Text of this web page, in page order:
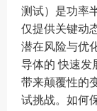
测试）是功率
仅提供关键动
潜在风险与优
导体的 快速发
带来颠覆性的
试挑战。如何